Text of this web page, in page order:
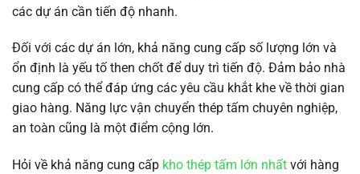
các dự án cần tiến độ nhanh.
Đối với các dự án lớn, khả năng cung cấp số lượng lớn và
ổn định là yếu tố then chốt để duy trì tiến độ. Đảm bảo nhà
cung cấp có thể đáp ứng các yêu cầu khắt khe về thời gian
giao hàng. Năng lực vận chuyển thép tấm chuyên nghiệp,
an toàn cũng là một điểm cộng lớn.
Hỏi về khả năng cung cấp kho thép tấm lớn nhất với hàng